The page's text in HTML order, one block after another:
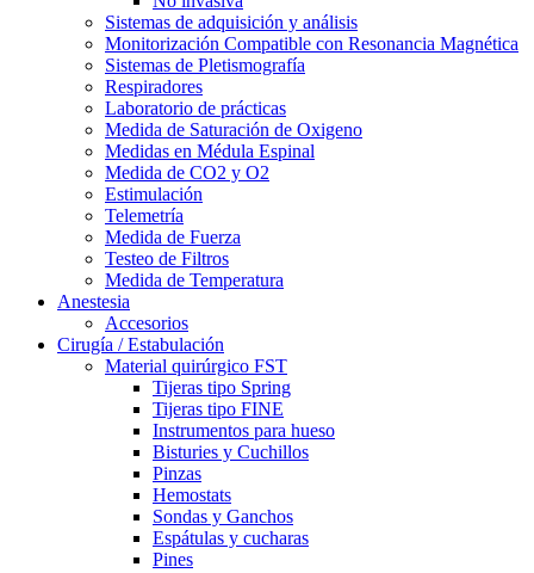
Sistemas de adquisición y análisis
Monitorización Compatible con Resonancia Magnética
Sistemas de Pletismografía
Respiradores
Laboratorio de prácticas
Medida de Saturación de Oxigeno
Medidas en Médula Espinal
Medida de CO2 y O2
Estimulación
Telemetría
Medida de Fuerza
Testeo de Filtros
Medida de Temperatura
Anestesia
Accesorios
Cirugía / Estabulación
Material quirúrgico FST
Tijeras tipo Spring
Tijeras tipo FINE
Instrumentos para hueso
Bisturies y Cuchillos
Pinzas
Hemostats
Sondas y Ganchos
Espátulas y cucharas
Pines